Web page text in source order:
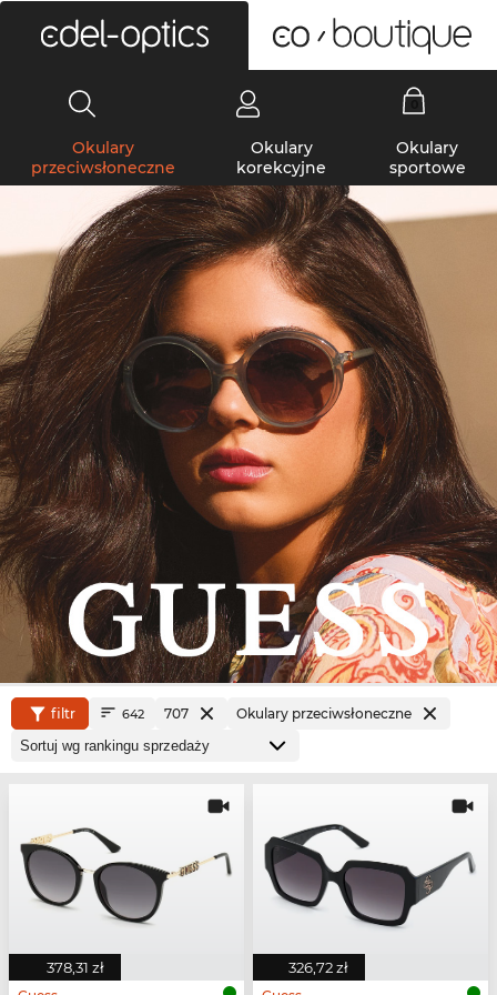
Okulary
przeciwsłoneczne
Okulary
korekcyjne
Okulary
sportowe
filtr 642 707 Okulary przeciwsłoneczne
378,31 zł 326,72 zł